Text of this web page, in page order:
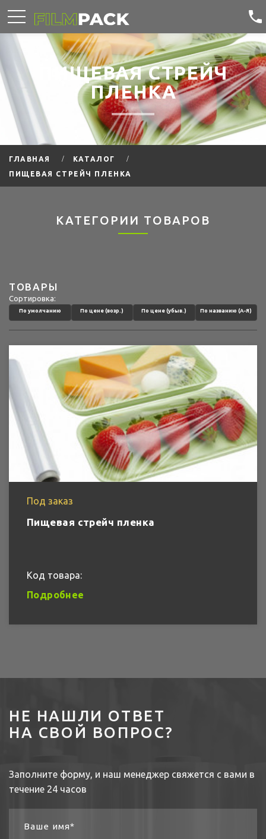
ПИЩЕВАЯ СТРЕЙЧ
ПЛЕНКА
ГЛАВНАЯ
КАТАЛОГ
ПИЩЕВАЯ СТРЕЙЧ ПЛЕНКА
КАТЕГОРИИ ТОВАРОВ
ТОВАРЫ
Сортировка:
По умолчанию По цене (возр.) По цене (убыв.) По названию (А-Я)
Под заказ
Пищевая стрейч пленка
Код товара:
Подробнее
НЕ НАШЛИ ОТВЕТ
НА СВОЙ ВОПРОС?
Заполните форму, и наш менеджер свяжется с вами в
течение 24 часов
Ваше имя*